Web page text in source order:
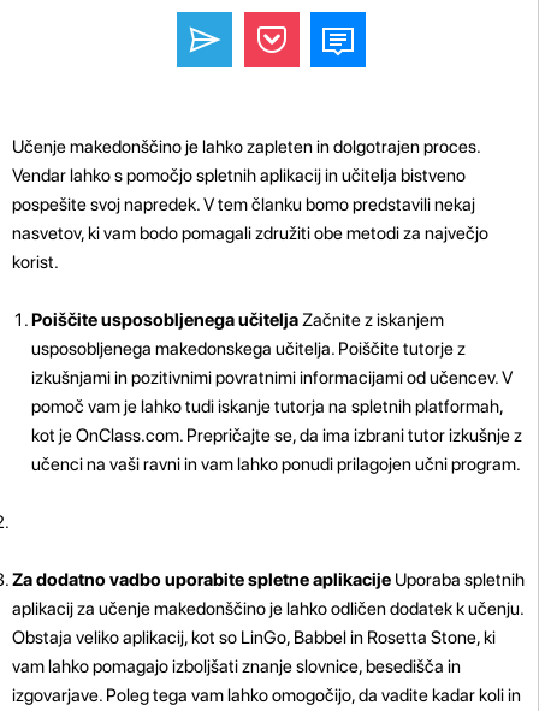
Učenje makedonščino je lahko zapleten in dolgotrajen proces.
Vendar lahko s pomočjo spletnih aplikacij in učitelja bistveno
pospešite svoj napredek. V tem članku bomo predstavili nekaj
nasvetov, ki vam bodo pomagali združiti obe metodi za največjo
korist.
Poiščite usposobljenega učitelja Začnite z iskanjem
usposobljenega makedonskega učitelja. Poiščite tutorje z
izkušnjami in pozitivnimi povratnimi informacijami od učencev. V
pomoč vam je lahko tudi iskanje tutorja na spletnih platformah,
kot je OnClass.com. Prepričajte se, da ima izbrani tutor izkušnje z
učenci na vaši ravni in vam lahko ponudi prilagojen učni program.
Za dodatno vadbo uporabite spletne aplikacije Uporaba spletnih
aplikacij za učenje makedonščino je lahko odličen dodatek k učenju.
Obstaja veliko aplikacij, kot so LinGo, Babbel in Rosetta Stone, ki
vam lahko pomagajo izboljšati znanje slovnice, besedišča in
izgovarjave. Poleg tega vam lahko omogočijo, da vadite kadar koli in